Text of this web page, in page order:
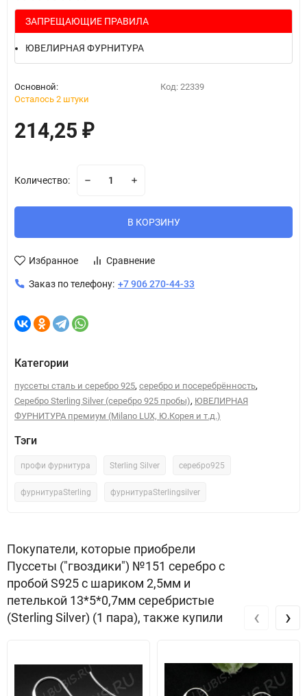
ЗАПРЕЩАЮЩИЕ ПРАВИЛА
ЮВЕЛИРНАЯ ФУРНИТУРА
Основной:
Осталось 2 штуки
Код: 22339
214,25 ₽
Количество:
В КОРЗИНУ
Избранное Сравнение
Заказ по телефону: +7 906 270-44-33
Категории
пуссеты сталь и серебро 925, серебро и посеребрённость,
Серебро Sterling Silver (серебро 925 пробы), ЮВЕЛИРНАЯ
ФУРНИТУРА премиум (Milano LUX, Ю.Корея и т.д.)
Тэги
профи фурнитура Sterling Silver серебро925
фурнитураSterling фурнитураSterlingsilver
Покупатели, которые приобрели
Пуссеты ("гвоздики") №151 серебро с
пробой S925 с шариком 2,5мм и
петелькой 13*5*0,7мм серебристые
(Sterling Silver) (1 пара), также купили
‹ ›